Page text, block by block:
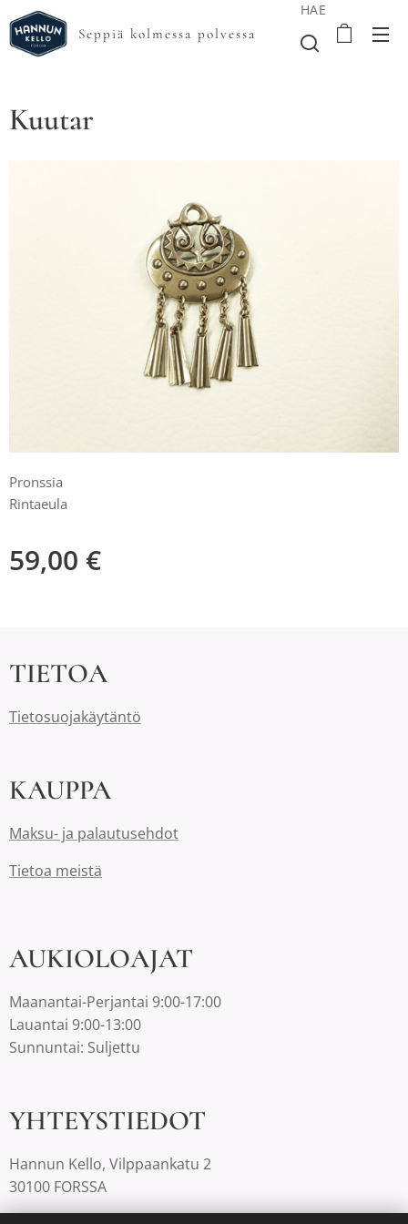
Seppiä kolmessa polvessa
HAE
Kuutar
Pronssia
Rintaeula
59,00 €
TIETOA
Tietosuojakäytäntö
KAUPPA
Maksu- ja palautusehdot
Tietoa meistä
AUKIOLOAJAT
Maanantai-Perjantai 9:00-17:00
Lauantai 9:00-13:00
Sunnuntai: Suljettu
YHTEYSTIEDOT
Hannun Kello, Vilppaankatu 2
30100 FORSSA